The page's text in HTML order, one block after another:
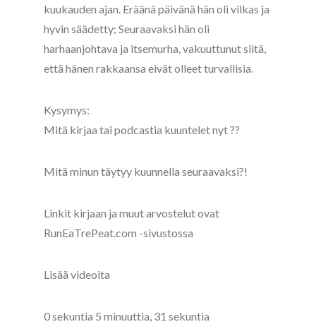
kuukauden ajan. Eräänä päivänä hän oli vilkas ja
hyvin säädetty; Seuraavaksi hän oli
harhaanjohtava ja itsemurha, vakuuttunut siitä,
että hänen rakkaansa eivät olleet turvallisia.
Kysymys:
Mitä kirjaa tai podcastia kuuntelet nyt ??
Mitä minun täytyy kuunnella seuraavaksi?!
Linkit kirjaan ja muut arvostelut ovat
RunEaTrePeat.com -sivustossa
Lisää videoita
0 sekuntia 5 minuuttia, 31 sekuntia